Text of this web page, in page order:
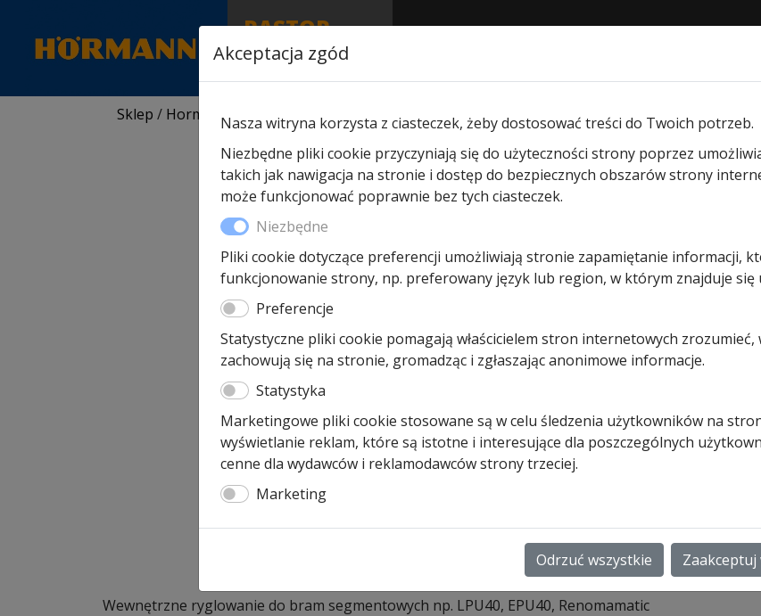
RASTOR
AUTORYZOWANY
PARTNER & SERWIS
Sklep / Hormann części zamienne Do bram segmentowych garażowych / Ryglowanie
do bram
EPU40,
296,00zł
ilość
Ryglowanie
wewnętrzne
do
Dodaj do
Wewnętrzne ryglowanie do bram segmentowych np. LPU40, EPU40, Renomamatic
Akceptacja zgód
Nasza witryna korzysta z ciasteczek, żeby dostosować treści do Twoich potrzeb.
Niezbędne pliki cookie przyczyniają się do użyteczności strony poprzez
takich jak nawigacja na stronie i dostęp do bezpiecznych obszarów strony
może funkcjonować poprawnie bez tych ciasteczek.
Niezbędne
Pliki cookie dotyczące preferencji umożliwiają stronie zapamiętanie informacji,
funkcjonowanie strony, np. preferowany język lub region, w którym znajduje się
Preferencje
Statystyczne pliki cookie pomagają właścicielem stron internetowych
zachowują się na stronie, gromadząc i zgłaszając anonimowe informacje.
Statystyka
Marketingowe pliki cookie stosowane są w celu śledzenia użytkowników na
wyświetlanie reklam, które są istotne i interesujące dla poszczególnych
cenne dla wydawców i reklamodawców strony trzeciej.
Marketing
Odrzuć wszystkie